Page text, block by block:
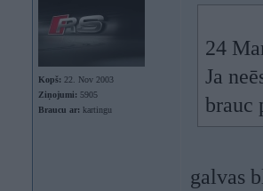
Kopš: 22. Nov 2003
Ziņojumi: 5905
Braucu ar: kartingu
24
Ja
galvas